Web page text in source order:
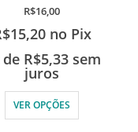
de 5
R$16,00
15,20 no Pix
R$5,33 sem
juros
VER OPÇÕES